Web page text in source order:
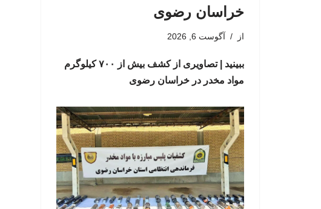
خراسان رضوی
از آگوست 6, 2026
ببینید | تصاویری از کشف بیش از ۷۰۰ کیلوگرم
مواد مخدر در خراسان رضوی